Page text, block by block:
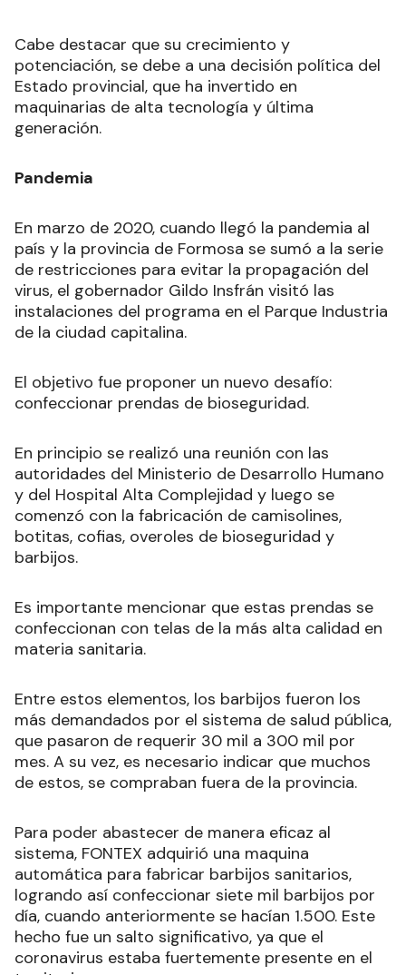
Cabe destacar que su crecimiento y
potenciación, se debe a una decisión política del
Estado provincial, que ha invertido en
maquinarias de alta tecnología y última
generación.
Pandemia
En marzo de 2020, cuando llegó la pandemia al
país y la provincia de Formosa se sumó a la serie
de restricciones para evitar la propagación del
virus, el gobernador Gildo Insfrán visitó las
instalaciones del programa en el Parque Industria
de la ciudad capitalina.
El objetivo fue proponer un nuevo desafío:
confeccionar prendas de bioseguridad.
En principio se realizó una reunión con las
autoridades del Ministerio de Desarrollo Humano
y del Hospital Alta Complejidad y luego se
comenzó con la fabricación de camisolines,
botitas, cofias, overoles de bioseguridad y
barbijos.
Es importante mencionar que estas prendas se
confeccionan con telas de la más alta calidad en
materia sanitaria.
Entre estos elementos, los barbijos fueron los
más demandados por el sistema de salud pública,
que pasaron de requerir 30 mil a 300 mil por
mes. A su vez, es necesario indicar que muchos
de estos, se compraban fuera de la provincia.
Para poder abastecer de manera eficaz al
sistema, FONTEX adquirió una maquina
automática para fabricar barbijos sanitarios,
logrando así confeccionar siete mil barbijos por
día, cuando anteriormente se hacían 1.500. Este
hecho fue un salto significativo, ya que el
coronavirus estaba fuertemente presente en el